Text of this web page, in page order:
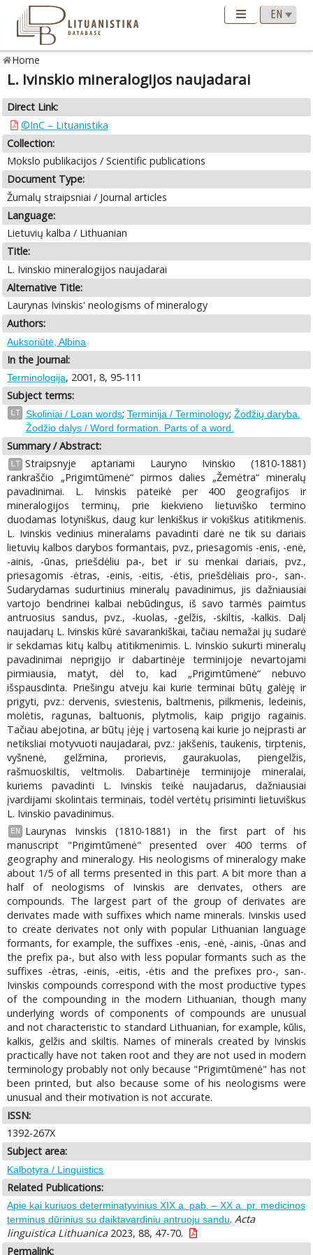
Home
L. Ivinskio mineralogijos naujadarai
Direct Link:
©InC – Lituanistika
Collection:
Mokslo publikacijos / Scientific publications
Document Type:
Žurnalų straipsniai / Journal articles
Language:
Lietuvių kalba / Lithuanian
Title:
L. Ivinskio mineralogijos naujadarai
Alternative Title:
Laurynas Ivinskis' neologisms of mineralogy
Authors:
Auksoriūtė, Albina
In the Journal:
Terminologija, 2001, 8, 95-111
Subject terms:
LT Skoliniai / Loan words; Terminija / Terminology; Žodžių daryba.
Žodžio dalys / Word formation. Parts of a word.
Summary / Abstract:
LT Straipsnyje aptariami Lauryno Ivinskio (1810-1881)
rankraščio „Prigimtūmenė“ pirmos dalies „Žemėtra“ mineralų
pavadinimai. L. Ivinskis pateikė per 400 geografijos ir
mineralogijos terminų, prie kiekvieno lietuviško termino
duodamas lotyniškus, daug kur lenkiškus ir vokiškus atitikmenis.
L. Ivinskis vedinius mineralams pavadinti darė ne tik su dariais
lietuvių kalbos darybos formantais, pvz., priesagomis -enis, -enė,
-ainis, -ūnas, priešdėliu pa-, bet ir su menkai dariais, pvz.,
priesagomis -ėtras, -einis, -eitis, -ėtis, priešdėliais pro-, san-.
Sudarydamas sudurtinius mineralų pavadinimus, jis dažniausiai
vartojo bendrinei kalbai nebūdingus, iš savo tarmės paimtus
antruosius sandus, pvz., -kuolas, -gelžis, -skiltis, -kalkis. Dalį
naujadarų L. Ivinskis kūrė savarankiškai, tačiau nemažai jų sudarė
ir sekdamas kitų kalbų atitikmenimis. L. Ivinskio sukurti mineralų
pavadinimai neprigijo ir dabartinėje terminijoje nevartojami
pirmiausia, matyt, dėl to, kad „Prigimtūmenė“ nebuvo
išspausdinta. Priešingu atveju kai kurie terminai būtų galėję ir
prigyti, pvz.: dervenis, sviestenis, baltmenis, pilkmenis, ledeinis,
molėtis, ragunas, baltuonis, plytmolis, kaip prigijo ragainis.
Tačiau abejotina, ar būtų įėję į vartoseną kai kurie jo neįprasti ar
netiksliai motyvuoti naujadarai, pvz.: jakšenis, taukenis, tirptenis,
vyšnenė, gelžmina, prorievis, gaurakuolas, piengelžis,
rašmuoskiltis, veltmolis. Dabartinėje terminijoje mineralai,
kuriems pavadinti L. Ivinskis teikė naujadarus, dažniausiai
įvardijami skolintais terminais, todėl vertėtų prisiminti lietuviškus
L. Ivinskio pavadinimus.
EN
Laurynas Ivinskis (1810-1881) in the first part of his
manuscript "Prigimtūmenė" presented over 400 terms of
geography and mineralogy. His neologisms of mineralogy make
about 1/5 of all terms presented in this part. A bit more than a
half of neologisms of Ivinskis are derivates, others are
compounds. The largest part of the group of derivates are
derivates made with suffixes which name mine­rals. Ivinskis used
to create derivates not only with popular Lithuanian language
formants, for example, the suffixes -enis, -enė, -ainis, -ūnas and
the prefix pa-, but also with less popular formants such as the
suffixes -ėtras, -einis, -eitis, -ėtis and the prefixes pro-, san-.
Ivinskis compounds correspond with the most productive types
of the compounding in the modern Lithuanian, though many
underlying words of components of compounds are unusual
and not characteristic to standard Lithuanian, for example, kūlis,
kalkis, gelžis and skiltis. Names of minerals created by Ivinskis
practically have not taken root and they are not used in modern
terminology probably not only because "Prigimtūmenė" has not
been printed, but also because some of his neologisms were
unusual and their motivation is not accurate.
ISSN:
1392-267X
Subject area:
Kalbotyra / Linguistics
Related Publications:
Apie kai kuriuos determinatyvinius XIX a. pab. – XX a. pr. medicinos
terminus dūrinius su daiktavardiniu antruoju sandu.Acta
linguistica Lithuanica2023, 88, 47-70.
Permalink: